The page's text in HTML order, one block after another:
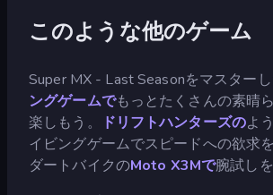
このような他のゲーム
Super MX - Last Seasonをマスターし
ングゲームでもっとたくさんの素晴
楽しもう。
ドリフトハンターズのよ
イビングゲームでスピードへの欲求
ダートバイクのMoto X3Mで腕試し